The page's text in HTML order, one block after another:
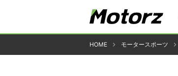
HOME モータースポーツ